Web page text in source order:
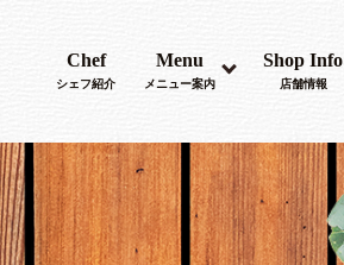
Chef
シェフ紹介
Menu
メニュー案内
Shop Info
店舗情報